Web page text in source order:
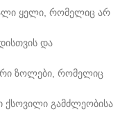
ყელი, რომელიც არ
და
ზოლები, რომელიც
ქსოვილი გამძლეობისა